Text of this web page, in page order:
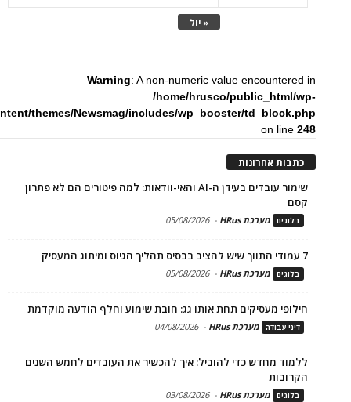
« יול
Warning: A non-numeric value encountered in
/home/hrusco/public_html/wp-
themes/Newsmag/includes/wp_booster/td_block.php
on line248
כתבות אחרונות
שימור עובדים בעידן ה-AI והאי-וודאות: למה פיטורים הם לא פתרון
קסם
בלוגים מערכת HRus -
05/08/2026
7 עמודי התווך שיש להציב בבסיס תהליך הגיוס ומיתוג המעסיק
בלוגים מערכת HRus -
05/08/2026
חילופי מעסיקים תחת אותו גג: חובת שימוע וחלף הודעה מוקדמת
דיני עבודה מערכת HRus -
04/08/2026
ללמוד מחדש כדי להוביל: איך להכשיר את העובדים לחמש השנים
הקרובות
בלוגים מערכת HRus -
03/08/2026